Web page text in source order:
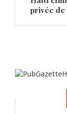
privée de